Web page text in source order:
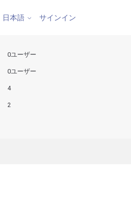
日本語 サインイン
0ユーザー
0ユーザー
4
2